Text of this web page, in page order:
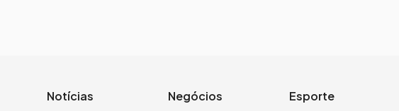
Notícias Negócios Esporte